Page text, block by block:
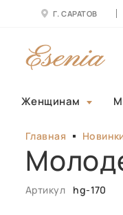
Г. САРАТОВ
Женщинам
Главная
Артикул hg-170